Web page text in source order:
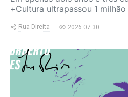
+Cultura ultrapassou 1
Rua Direita 2026.07.30
https://www.ruadireita.pt/wp-
content/uploads/2026/07/
de-Inovacao-J.-Norberto-
edicao-800x600.png